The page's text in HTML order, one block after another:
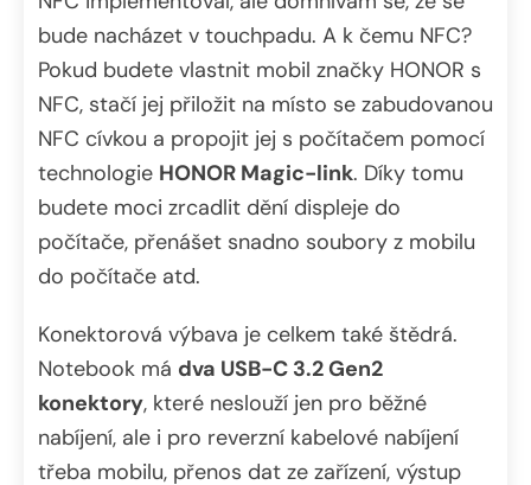
bude nacházet v touchpadu. A k čemu NFC?
Pokud budete vlastnit mobil značky HONOR s
NFC, stačí jej přiložit na místo se zabudovanou
NFC cívkou a propojit jej s počítačem pomocí
technologie HONOR Magic-link. Díky tomu
budete moci zrcadlit dění displeje do
počítače, přenášet snadno soubory z mobilu
do počítače atd.
Konektorová výbava je celkem také štědrá.
Notebook má dva USB-C 3.2 Gen2
konektory, které neslouží jen pro běžné
nabíjení, ale i pro reverzní kabelové nabíjení
třeba mobilu, přenos dat ze zařízení, výstup